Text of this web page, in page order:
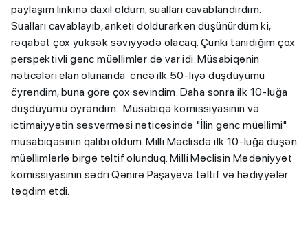
paylaşım linkinə daxil oldum, sualları cavablandırdım.
Sualları cavablayıb, anketi doldurarkən düşünürdüm ki,
rəqabət çox yüksək səviyyədə olacaq. Çünki tanıdığım çox
perspektivli gənc müəllimlər də var idi. Müsabiqənin
nəticələri elan olunanda öncə ilk 50-liyə düşdüyümü
öyrəndim, buna görə çox sevindim. Daha sonra ilk 10-luğa
düşdüyümü öyrəndim. Müsabiqə komissiyasının və
ictimaiyyətin səsverməsi nəticəsində "İlin gənc müəllimi"
müsabiqəsinin qalibi oldum. Milli Məclisdə ilk 10-luğa düşən
müəllimlərlə birgə təltif olunduq. Milli Məclisin Mədəniyyət
komissiyasının sədri Qənirə Paşayeva təltif və hədiyyələr
təqdim etdi.